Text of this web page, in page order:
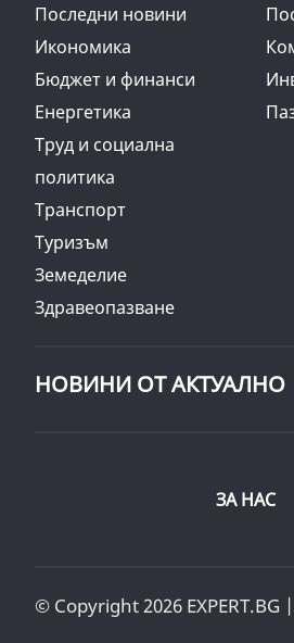
Последни новини
Икономика
Бюджет и финанси
Енергетика
Труд и социална
политика
Транспорт
Туризъм
Земеделие
Здравеопазване
НОВИНИ ОТ АКТУАЛНО
ЗА НАС
© Copyright 2026